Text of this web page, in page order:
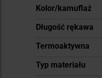
Więcej
Kolor/kamuflaż
Długość rękawa
Termoaktywna
Typ materiału